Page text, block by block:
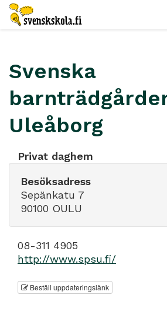
Svenska
Uleåborg
Privat daghem
Besöksadress
Sepänkatu 7
90100 OULU
08-311 4905
http://www.spsu.fi/
Beställ uppdateringslänk